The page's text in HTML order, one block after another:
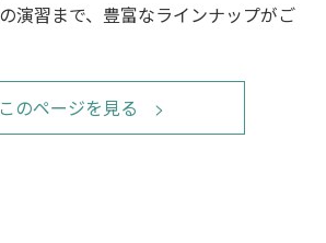
演習まで、豊富なラインナップがご
このページを見る